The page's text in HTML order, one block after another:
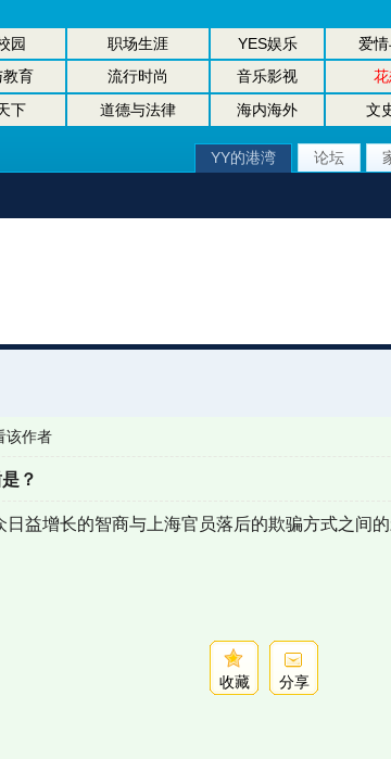
园 职场生涯 YES娱乐 爱
育 流行时尚 音乐影视
下 道德与法律 海内海外 文
YY的港湾 论坛
该作者
？
日益增长的智商与上海官员落后的欺骗方式之间的
收藏 分享